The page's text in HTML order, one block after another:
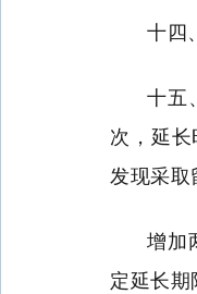
十四
十五
次，延
发现采取
增加
定延长